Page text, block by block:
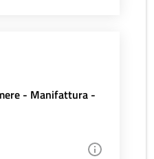
- Manifattura -